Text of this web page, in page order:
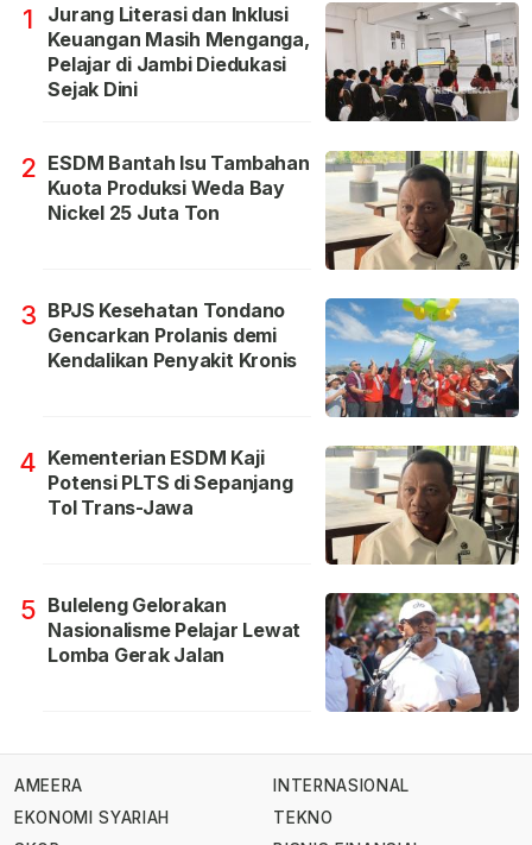
1
Jurang Literasi dan Inklusi
Keuangan Masih Menganga,
Pelajar di Jambi Diedukasi
Sejak Dini
2 ESDM Bantah Isu Tambahan
Kuota Produksi Weda Bay
Nickel 25 Juta Ton
3 BPJS Kesehatan Tondano
Gencarkan Prolanis demi
Kendalikan Penyakit Kronis
4 Kementerian ESDM Kaji
Potensi PLTS di Sepanjang
Tol Trans-Jawa
5 Buleleng Gelorakan
Nasionalisme Pelajar Lewat
Lomba Gerak Jalan
AMEERA
EKONOMI SYARIAH
INTERNASIONAL
TEKNO